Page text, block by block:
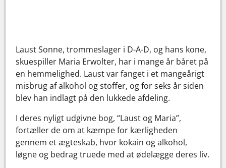
Laust Sonne, trommeslager i D-A-D, og hans kone,
skuespiller Maria Erwolter, har i mange år båret på
en hemmelighed. Laust var fanget i et mangeårigt
misbrug af alkohol og stoffer, og for seks år siden
blev han indlagt på den lukkede afdeling.
I deres nyligt udgivne bog, “Laust og Maria”,
fortæller de om at kæmpe for kærligheden
gennem et ægteskab, hvor kokain og alkohol,
løgne og bedrag truede med at ødelægge deres liv.